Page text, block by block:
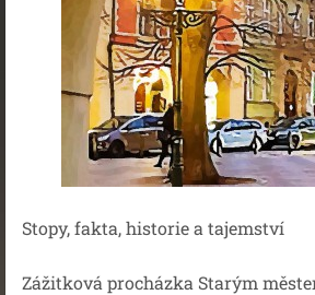
Stopy, fakta, historie a tajemství
Zážitková procházka Starým